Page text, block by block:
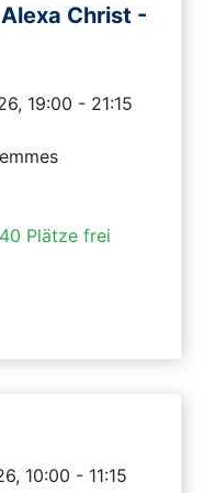
Christ -
19:00 - 21:15
Plätze frei
10:00 - 11:15